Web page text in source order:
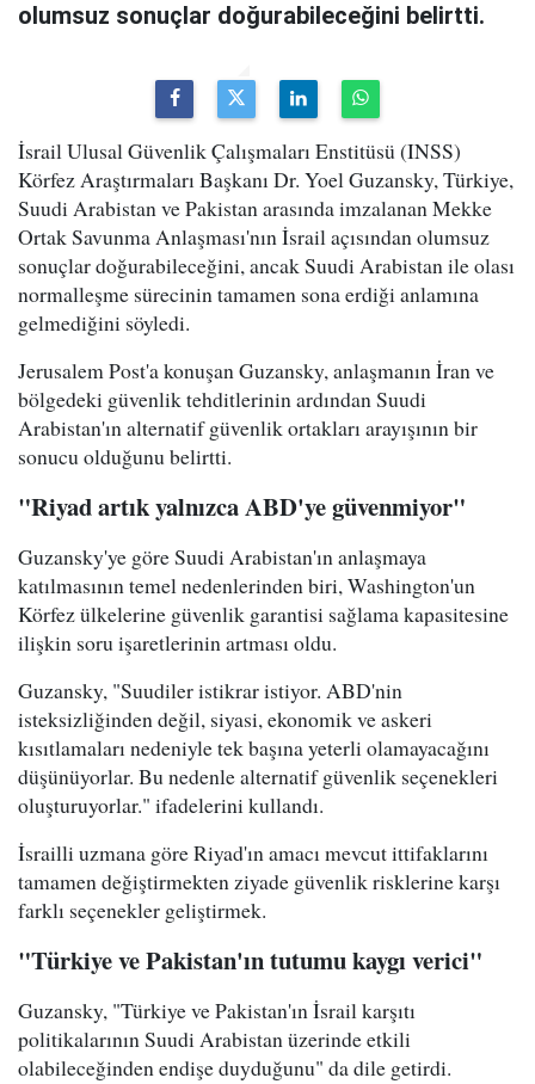
olumsuz sonuçlar doğurabileceğini belirtti.
İsrail Ulusal Güvenlik Çalışmaları Enstitüsü (INSS)
Körfez Araştırmaları Başkanı Dr. Yoel Guzansky, Türkiye,
Suudi Arabistan ve Pakistan arasında imzalanan Mekke
Ortak Savunma Anlaşması'nın İsrail açısından olumsuz
sonuçlar doğurabileceğini, ancak Suudi Arabistan ile olası
normalleşme sürecinin tamamen sona erdiği anlamına
gelmediğini söyledi.
Jerusalem Post'a konuşan Guzansky, anlaşmanın İran ve
bölgedeki güvenlik tehditlerinin ardından Suudi
Arabistan'ın alternatif güvenlik ortakları arayışının bir
sonucu olduğunu belirtti.
"Riyad artık yalnızca ABD'ye güvenmiyor"
Guzansky'ye göre Suudi Arabistan'ın anlaşmaya
katılmasının temel nedenlerinden biri, Washington'un
Körfez ülkelerine güvenlik garantisi sağlama kapasitesine
ilişkin soru işaretlerinin artması oldu.
Guzansky, "Suudiler istikrar istiyor. ABD'nin
isteksizliğinden değil, siyasi, ekonomik ve askeri
kısıtlamaları nedeniyle tek başına yeterli olamayacağını
düşünüyorlar. Bu nedenle alternatif güvenlik seçenekleri
oluşturuyorlar." ifadelerini kullandı.
İsrailli uzmana göre Riyad'ın amacı mevcut ittifaklarını
tamamen değiştirmekten ziyade güvenlik risklerine karşı
farklı seçenekler geliştirmek.
"Türkiye ve Pakistan'ın tutumu kaygı verici"
Guzansky, "Türkiye ve Pakistan'ın İsrail karşıtı
politikalarının Suudi Arabistan üzerinde etkili
olabileceğinden endişe duyduğunu" da dile getirdi.